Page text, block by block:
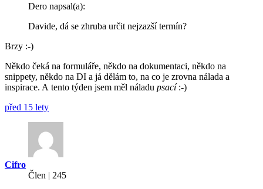
Dero napsal(a):
Davide, dá se zhruba určit nejzazší termín?
Brzy :-)
Někdo čeká na formuláře, někdo na dokumentaci, někdo na
snippety, někdo na DI a já dělám to, na co je zrovna nálada a
inspirace. A tento týden jsem měl náladu psací:-)
před 15 lety
Cifro
Člen | 245